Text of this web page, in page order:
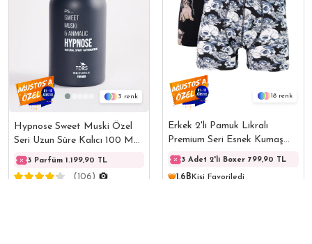
3
Hypnose Sweet Muski Özel
Seri Uzun Süre Kalıcı 100 ML
Erkek Parfüm
3 Parfüm 1.199,90 TL 3 Parfüm 1.199,90 TL
(106)
18
Erkek 2'li Pamuk Likralı
Premium Seri Esnek Kumaş
Boxer
3 Adet 2'li Boxer 799,90 TL
1,6B Kişi Favoriledi